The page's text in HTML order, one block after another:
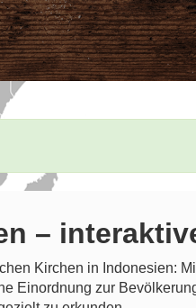
–
Kirchen in Indonesien:
Einordnung zur